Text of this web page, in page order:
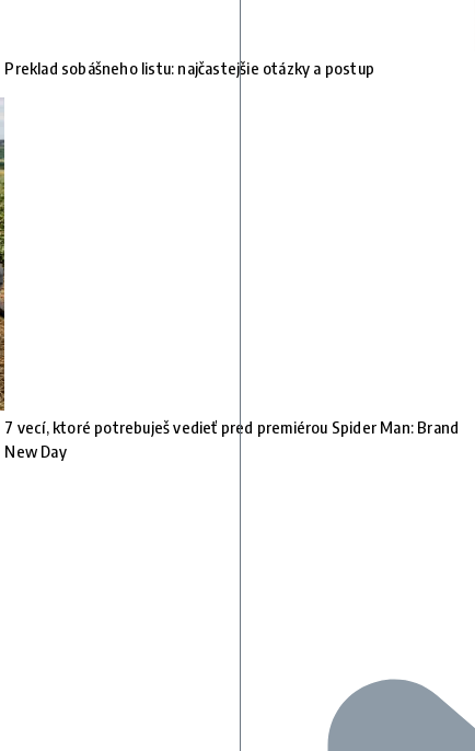
Preklad sobášneho listu: najčastejšie otázky a postup
7 vecí, ktoré potrebuješ vedieť pred premiérou Spider Man: Brand
New Day